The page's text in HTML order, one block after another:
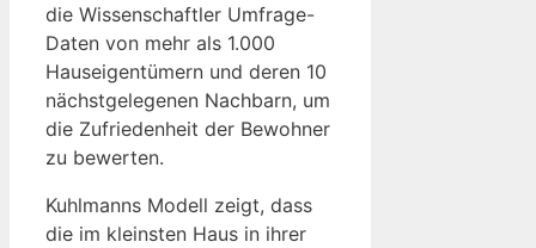
die Wissenschaftler Umfrage-
Daten von mehr als 1.000
Hauseigentümern und deren 10
nächstgelegenen Nachbarn, um
die Zufriedenheit der Bewohner
zu bewerten.
Kuhlmanns Modell zeigt, dass
die im kleinsten Haus in ihrer